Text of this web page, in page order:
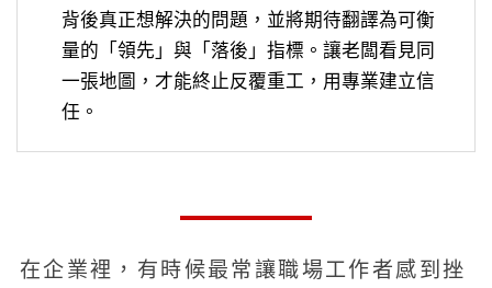
背後真正想解決的問題，並將期待翻譯為可衡
量的「領先」與「落後」指標。讓老闆看見同
一張地圖，才能終止反覆重工，用專業建立信
任。
在企業裡，有時候最常讓職場工作者感到挫